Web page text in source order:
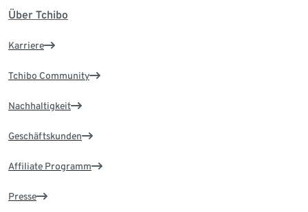
Über Tchibo
Karriere
Tchibo Community
Nachhaltigkeit
Geschäftskunden
Affiliate Programm
Presse